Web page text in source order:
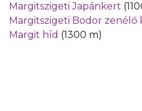
Margitszigeti Japánkert
Margitszigeti Bodor zenélő
Margit híd (1300 m)